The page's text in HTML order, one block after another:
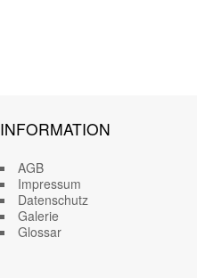
INFORMATION
AGB
Impressum
Datenschutz
Galerie
Glossar